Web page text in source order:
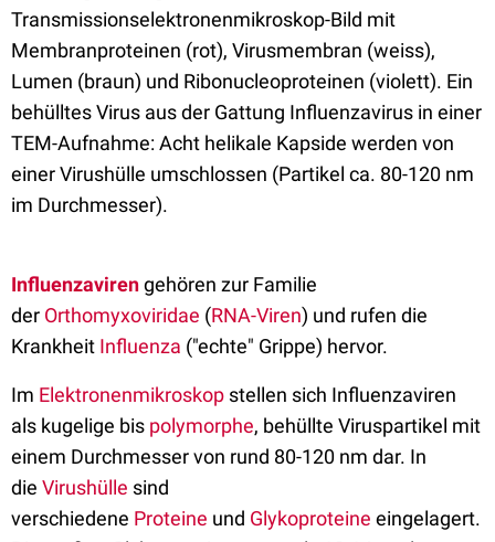
Transmissionselektronenmikroskop-Bild mit
Membranproteinen (rot), Virusmembran (weiss),
Lumen (braun) und Ribonucleoproteinen (violett). Ein
behülltes Virus aus der Gattung Influenzavirus in einer
TEM-Aufnahme: Acht helikale Kapside werden von
einer Virushülle umschlossen (Partikel ca. 80-120 nm
im Durchmesser).
Influenzavirengehören zur Familie
der Orthomyxoviridae (RNA-Viren) und rufen die
Krankheit Influenza ("echte" Grippe) hervor.
Im Elektronenmikroskop stellen sich Influenzaviren
als kugelige bis polymorphe, behüllte Viruspartikel mit
einem Durchmesser von rund 80-120 nm dar. In
die Virushülle sind
verschiedene Proteine und Glykoproteine eingelagert.